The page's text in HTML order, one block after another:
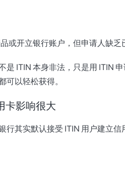
或开立银行账户，但申请人缺乏
是 ITIN 本身非法，只是用 ITIN
可以轻松获得。
卡影响很大
行其实默认接受 ITIN 用户建立信